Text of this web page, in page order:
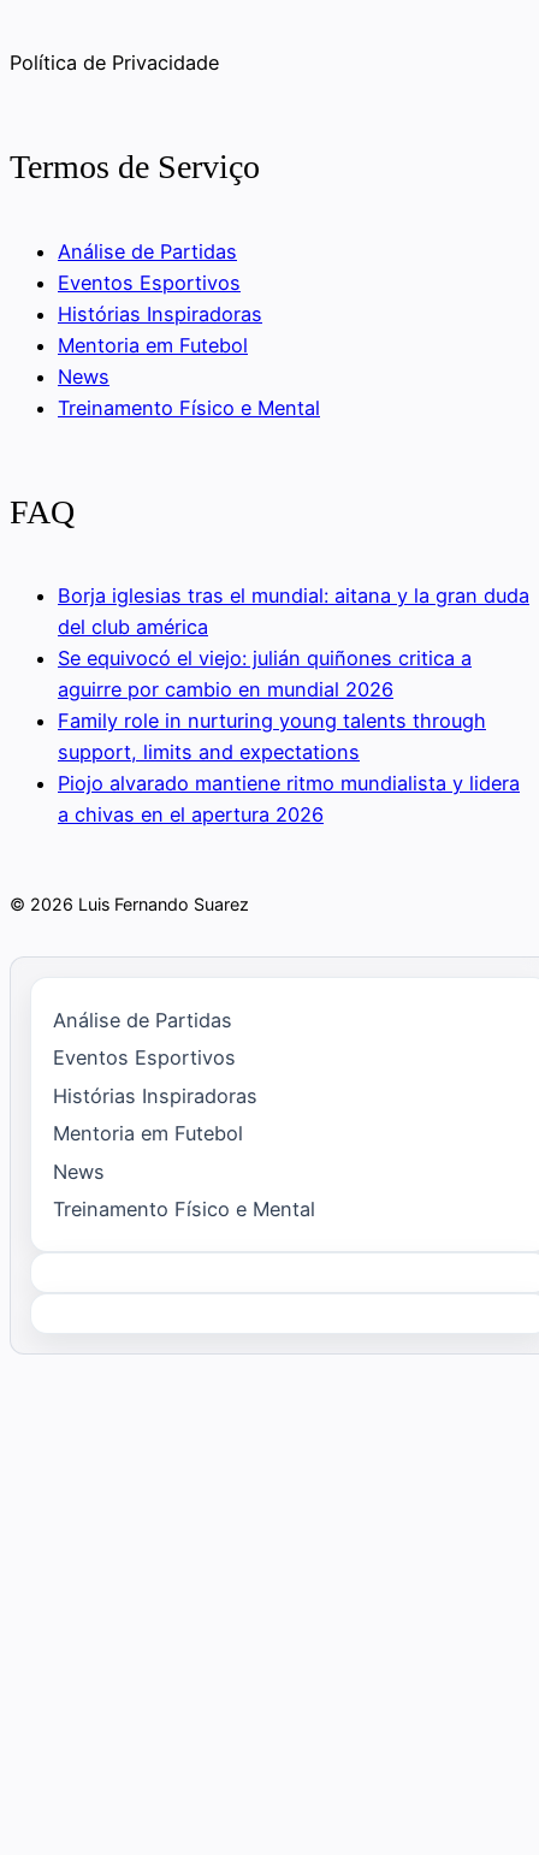
Política de Privacidade
Termos de Serviço
Análise de Partidas
Eventos Esportivos
Histórias Inspiradoras
Mentoria em Futebol
News
Treinamento Físico e Mental
FAQ
Borja iglesias tras el mundial: aitana y la gran duda
del club américa
Se equivocó el viejo: julián quiñones critica a
aguirre por cambio en mundial 2026
Family role in nurturing young talents through
support, limits and expectations
Piojo alvarado mantiene ritmo mundialista y lidera
a chivas en el apertura 2026
© 2026 Luis Fernando Suarez
Análise de Partidas
Eventos Esportivos
Histórias Inspiradoras
Mentoria em Futebol
News
Treinamento Físico e Mental